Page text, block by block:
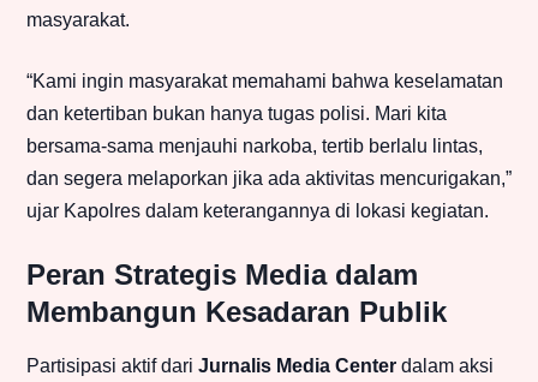
masyarakat.
“Kami ingin masyarakat memahami bahwa keselamatan
dan ketertiban bukan hanya tugas polisi. Mari kita
bersama-sama menjauhi narkoba, tertib berlalu lintas,
dan segera melaporkan jika ada aktivitas mencurigakan,”
ujar Kapolres dalam keterangannya di lokasi kegiatan.
Peran Strategis Media dalam
Membangun Kesadaran Publik
Partisipasi aktif dari Jurnalis Media Center dalam aksi